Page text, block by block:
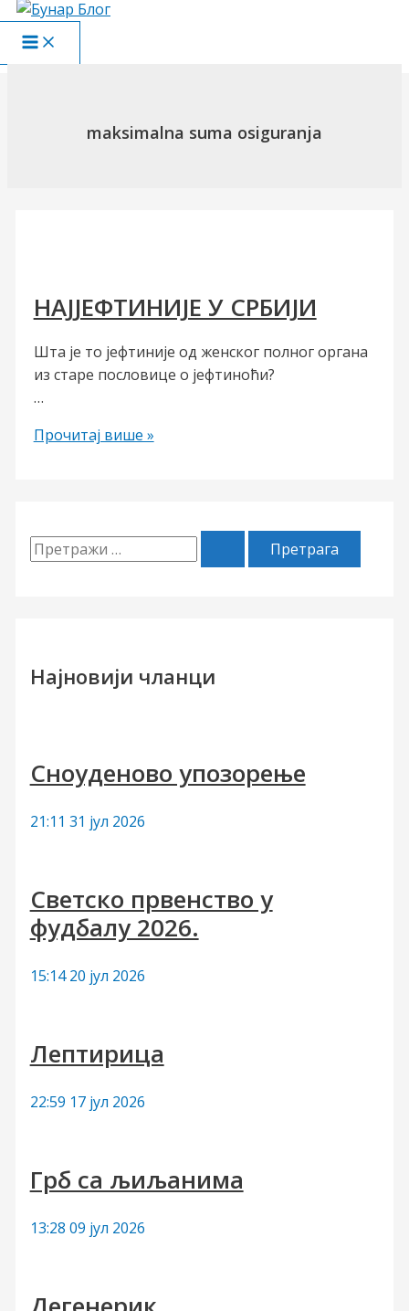
Пређи
на
садржај
Main
Menu
maksimalna suma osiguranja
НАЈЈЕФТИНИЈЕ У СРБИЈИ
Шта је то јефтиније од женског полног органа
из старе пословице о јефтиноћи?
…
НАЈЈЕФТИНИЈЕ
Прочитај више »
П
а
з
Најновији чланци
Сноуденово упозорење
21:11 31 јул 2026
Светско првенство у
фудбалу 2026.
15:14 20 јул 2026
Лептирица
22:59 17 јул 2026
Грб са љиљанима
13:28 09 јул 2026